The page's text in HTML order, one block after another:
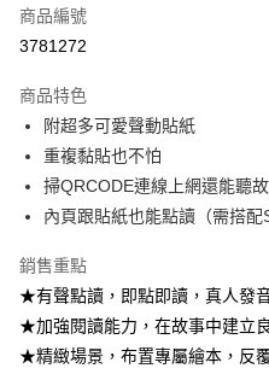
信用卡分期付款
合作金庫商業銀行
華南商業銀行
上海商業儲蓄銀行
國泰世華商業銀行
臺灣中小企業銀行
聯邦商業銀行
元大商業銀行
台新國際商業銀行
台灣樂天信用卡公司
6 期 0 利率 每期
華南商業銀行
上海商業儲蓄銀行
國泰世華商業銀行
匯豐（台灣）商業銀行
聯邦商業銀行
元大商業銀行
玉山商業銀行
12 期 0 利率 每期NT$8
合作金庫商業銀行
上海商業儲蓄銀行
國泰世華商業銀行
臺灣中小企業銀行
匯豐（台灣）商業銀行
聯邦商業銀行
元大商業銀行
24 期 0 利率 每期NT$4
合作金庫商業銀行
上海商業儲蓄銀行
兆豐國際商業銀行
台中商業銀行
華泰商業銀行
遠東國際商業銀行
超商取貨付款
LINE Pay
Apple Pay
街口支付
商品編號
3781272
商品特色
附超多可愛聲動貼紙
重複黏貼也不怕
掃QRCODE連線上網還能聽
內頁跟貼紙也能點讀（需搭配
銷售重點
★有聲點讀，即點即讀，真人發
★加強閱讀能力，在故事中建立
★精緻場景，布置專屬繪本，反